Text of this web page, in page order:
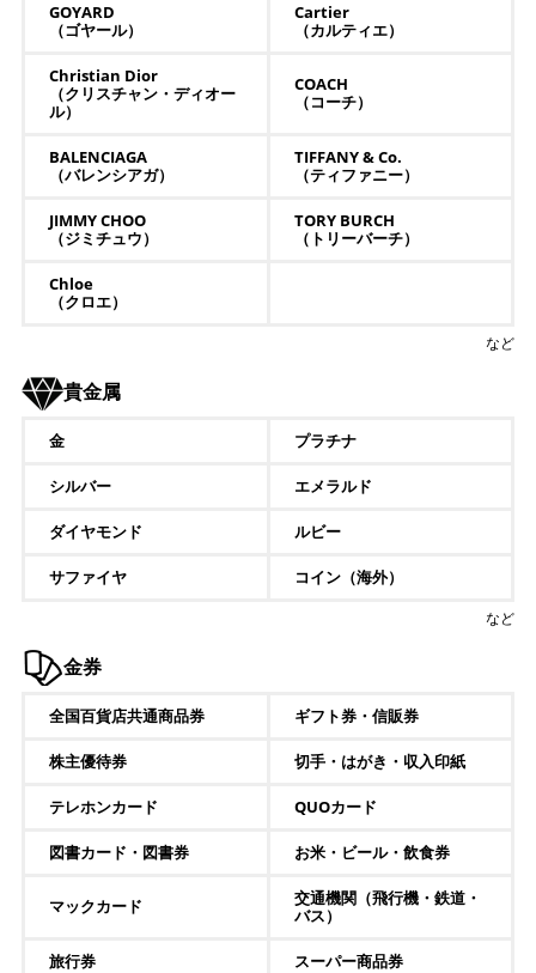
GOYARD
（ゴヤール）
Cartier
（カルティエ）
Christian Dior
（クリスチャン・ディオー
ル）
COACH
（コーチ）
BALENCIAGA
（バレンシアガ）
TIFFANY & Co.
（ティファニー）
JIMMY CHOO
（ジミチュウ）
TORY BURCH
（トリーバーチ）
Chloe
（クロエ）
など
貴金属
金 プラチナ
シルバー エメラルド
ダイヤモンド ルビー
サファイヤ コイン（海外）
など
金券
全国百貨店共通商品券 ギフト券・信販券
株主優待券 切手・はがき・収入印紙
テレホンカード QUOカード
図書カード・図書券 お米・ビール・飲食券
マックカード
交通機関（飛行機・鉄道・
バス）
旅行券 スーパー商品券